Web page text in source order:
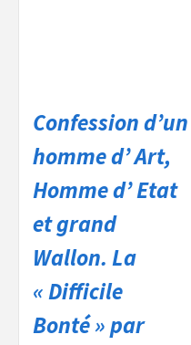
Confession d’un
homme d’ Art,
Homme d’ Etat
et grand
Wallon. La
« Difficile
Bonté » par